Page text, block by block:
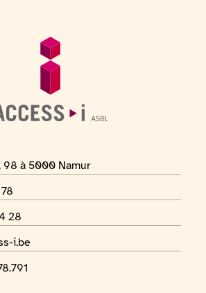
Informations générales
lieu
98 à 5000 Namur
28
i.be
TVA